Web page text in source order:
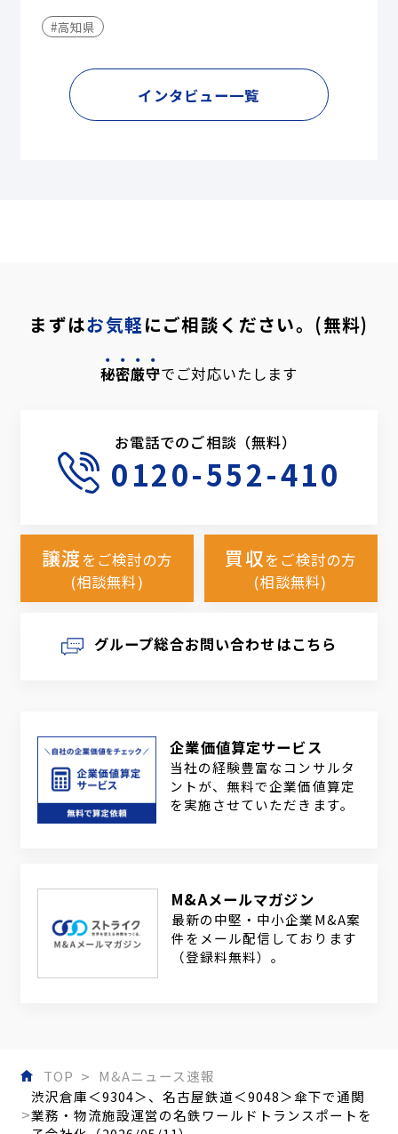
#高知県
インタビュー一覧
まずはお気軽にご相談ください。(無料)
秘密厳守でご対応いたします
お電話でのご相談（無料）
0120-552-410
譲渡をご検討の方
(相談無料)
買収をご検討の方
(相談無料)
グループ総合お問い合わせはこちら
企業価値算定サービス
当社の経験豊富なコンサルタ
ントが、無料で企業価値算定
を実施させていただきます。
M&Aメールマガジン
最新の中堅・中小企業M&A案
件をメール配信しております
（登録料無料）。
TOP
M&Aニュース速報
渋沢倉庫＜9304＞、名古屋鉄道＜9048＞傘下で通関
業務・物流施設運営の名鉄ワールドトランスポートを